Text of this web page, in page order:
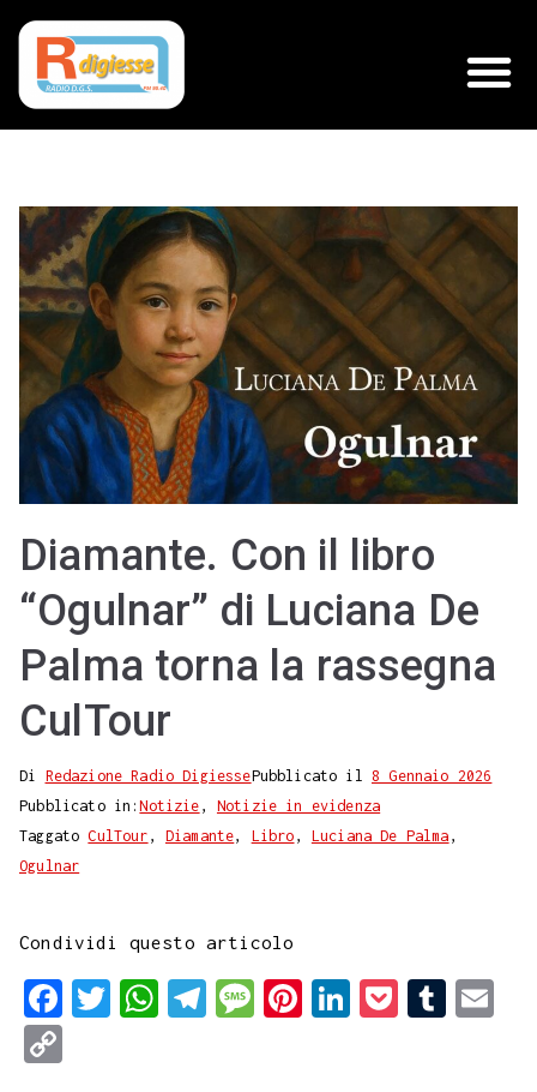
Diamante. Con il libro
“Ogulnar” di Luciana De
Palma torna la rassegna
CulTour
Di Redazione Radio DigiessePubblicato il 8 Gennaio 2026
Pubblicato in:Notizie , Notizie in evidenza
TaggatoCulTour , Diamante, Libro , Luciana De Palma ,
Ogulnar
Condividi questo articolo
F
T
W
T
M
P
L
T